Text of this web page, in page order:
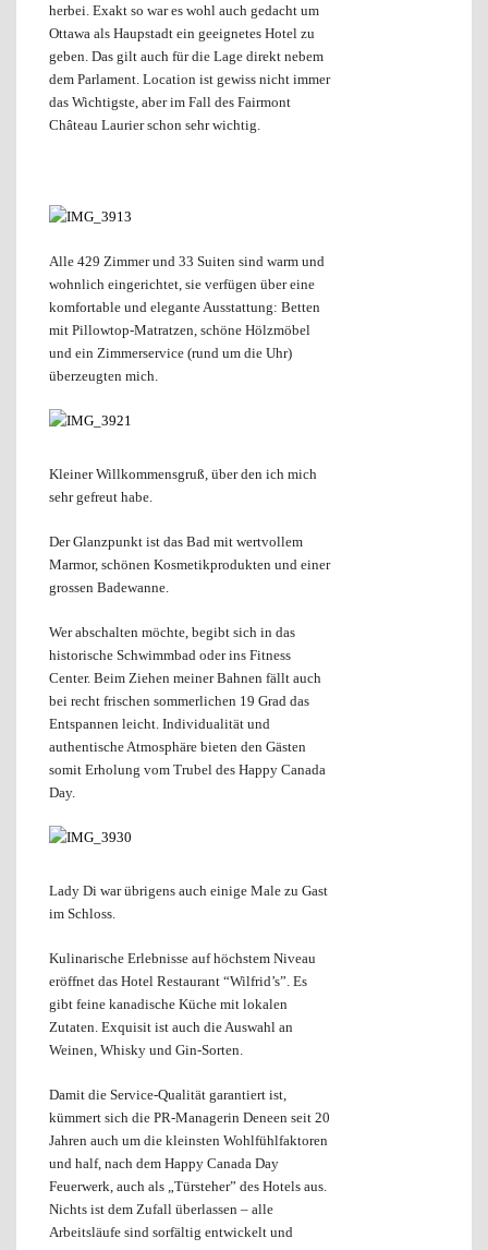
herbei. Exakt so war es wohl auch gedacht um
Ottawa als Haupstadt ein geeignetes Hotel zu
geben. Das gilt auch für die Lage direkt nebem
dem Parlament. Location ist gewiss nicht immer
das Wichtigste, aber im Fall des Fairmont
Château Laurier schon sehr wichtig.
Alle 429 Zimmer und 33 Suiten sind warm und
wohnlich eingerichtet, sie verfügen über eine
komfortable und elegante Ausstattung: Betten
mit Pillowtop-Matratzen, schöne Hölzmöbel
und ein Zimmerservice (rund um die Uhr)
überzeugten mich.
Kleiner Willkommensgruß, über den ich mich
sehr gefreut habe.
Der Glanzpunkt ist das Bad mit wertvollem
Marmor, schönen Kosmetikprodukten und einer
grossen Badewanne.
Wer abschalten möchte, begibt sich in das
historische Schwimmbad oder ins Fitness
Center. Beim Ziehen meiner Bahnen fällt auch
bei recht frischen sommerlichen 19 Grad das
Entspannen leicht. Individualität und
authentische Atmosphäre bieten den Gästen
somit Erholung vom Trubel des Happy Canada
Day.
Lady Di war übrigens auch einige Male zu Gast
im Schloss.
Kulinarische Erlebnisse auf höchstem Niveau
eröffnet das Hotel Restaurant “Wilfrid’s”. Es
gibt feine kanadische Küche mit lokalen
Zutaten. Exquisit ist auch die Auswahl an
Weinen, Whisky und Gin-Sorten.
Damit die Service-Qualität garantiert ist,
kümmert sich die PR-Managerin Deneen seit 20
Jahren auch um die kleinsten Wohlfühlfaktoren
und half, nach dem Happy Canada Day
Feuerwerk, auch als „Türsteher” des Hotels aus.
Nichts ist dem Zufall überlassen – alle
Arbeitsläufe sind sorfältig entwickelt und